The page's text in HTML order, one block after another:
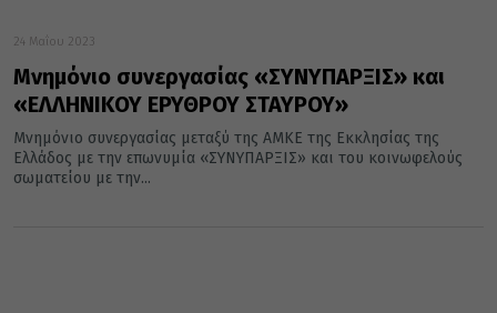
24 Μαΐου 2023
Μνημόνιο συνεργασίας «ΣΥΝΥΠΑΡΞΙΣ» και
«ΕΛΛΗΝΙΚΟΥ ΕΡΥΘΡΟΥ ΣΤΑΥΡΟΥ»
Μνημόνιο συνεργασίας μεταξύ της ΑΜΚΕ της Εκκλησίας της
Ελλάδος με την επωνυμία «ΣΥΝΥΠΑΡΞΙΣ» και του κοινωφελούς
σωματείου με την...